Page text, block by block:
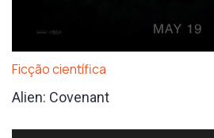
Ficção científica
Alien: Covenant